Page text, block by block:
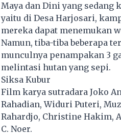
Maya dan Dini yang
yaitu di Desa Harjosari,
mereka dapat menemukan
Namun, tiba-tiba beberapa
munculnya penampakan 3
melintasi hutan yang sepi.
Siksa Kubur
Film karya sutradara Joko
Rahadian, Widuri Puteri,
Rahardjo, Christine Hakim,
C. Noer.